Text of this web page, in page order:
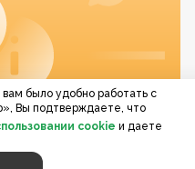
было удобно работать с
Вы подтверждаете, что
cookie и даете